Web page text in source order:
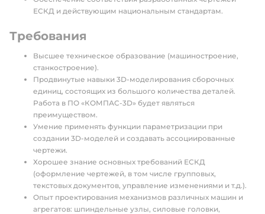
ЕСКД и действующим национальным стандартам.
Требования
Высшее техническое образование (машиностроение,
станкостроение).
Продвинутые навыки 3D-моделирования сборочных
единиц, состоящих из большого количества деталей.
Работа в ПО «КОМПАС-3D» будет являться
преимуществом.
Умение применять функции параметризации при
создании 3D-моделей и создавать ассоциированные
чертежи.
Хорошее знание основных требований ЕСКД
(оформление чертежей, в том числе групповых,
текстовых документов, управление изменениями и т.д.).
Опыт проектирования механизмов различных машин и
агрегатов: шпиндельные узлы, силовые головки,